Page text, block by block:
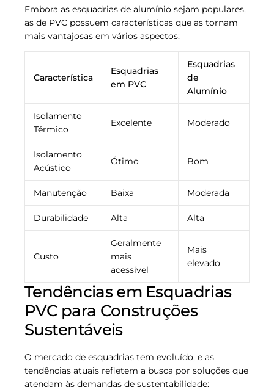
Embora as esquadrias de alumínio sejam populares,
as de PVC possuem características que as tornam
mais vantajosas em vários aspectos:
Característica
Esquadrias
em PVC
Esquadrias
de
Alumínio
Isolamento
Térmico
Excelente Moderado
Isolamento
Acústico
Ótimo Bom
Manutenção Baixa Moderada
Durabilidade Alta Alta
Custo
Geralmente
mais
acessível
Mais
elevado
Tendências em Esquadrias
PVC para Construções
Sustentáveis
O mercado de esquadrias tem evoluído, e as
tendências atuais refletem a busca por soluções que
atendam às demandas de sustentabilidade: